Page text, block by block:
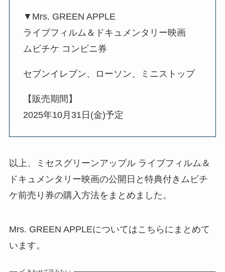
▼Mrs. GREEN APPLE
ライブフィルム＆ドキュメンタリー映画
ムビチケ コンビニ券
セブンイレブン、ローソン、ミニストップ
【販売期間】
2025年10月31日(金)予定
以上、ミセスグリーンアップル ライブフィルム＆
ドキュメンタリー映画の公開日と特典付きムビチ
ケ前売り券の購入方法をまとめました。
Mrs. GREEN APPLEについてはこちらにまとめて
います。